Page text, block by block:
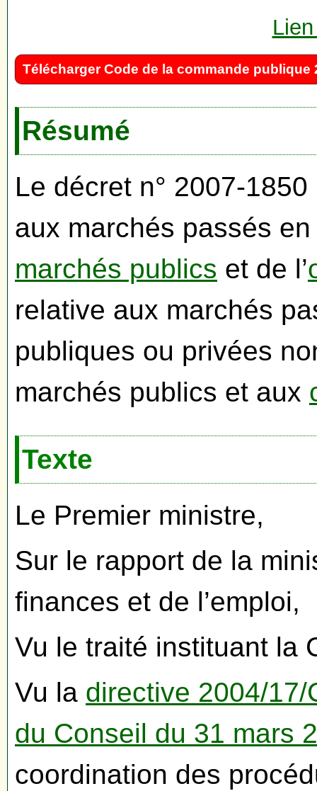
Télécharger Code de la commande publique
Résumé
Le décret n° 2007-
aux marchés passés
marchés publics et de l’
relative aux marchés
publiques ou privées
marchés publics et aux
Texte
Le Premier ministre,
Sur le rapport de la
finances et de l’emploi,
Vu le traité instituant la
Vu la directive 2004/
du Conseil du 31 mars
coordination des